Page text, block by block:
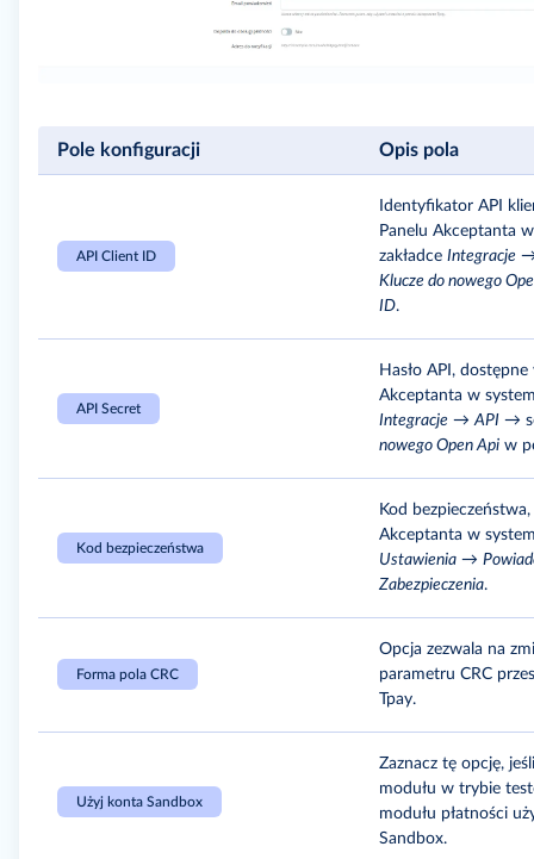
Pole konfiguracji Opis pola
API Client ID
Identyfikator API
Panelu Akceptanta
zakładce Integracje
Klucze do nowego
ID.
API Secret
Hasło API,
Akceptanta w
Integracje → API →
nowego Open Api w
Kod bezpieczeństwa
Kod
Akceptanta w
Ustawienia →
Zabezpieczenia.
Forma pola CRC
Opcja zezwala na
parametru CRC
Tpay.
Użyj konta Sandbox
Zaznacz tę opcję,
modułu w trybie
modułu płatności
Sandbox.